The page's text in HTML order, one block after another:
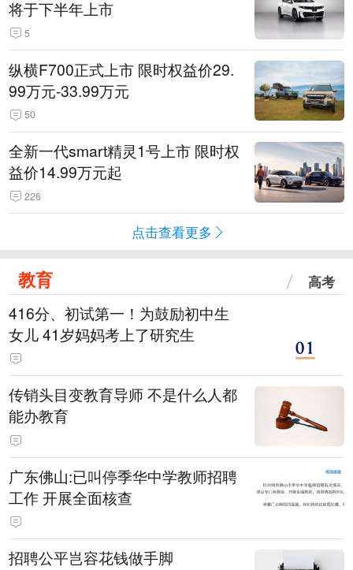
将于下半年上市
5
纵横F700正式上市 限时权益价29.
99万元-33.99万元
50
全新一代smart精灵1号上市 限时权
益价14.99万元起
226
点击查看更多
教育 高考
416分、初试第一！为鼓励初中生
女儿 41岁妈妈考上了研究生
传销头目变教育导师 不是什么人都
能办教育
广东佛山:已叫停季华中学教师招聘
工作 开展全面核查
招聘公平岂容花钱做手脚